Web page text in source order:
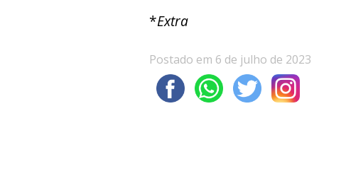
*Extra
Postado em 6 de julho de 2023